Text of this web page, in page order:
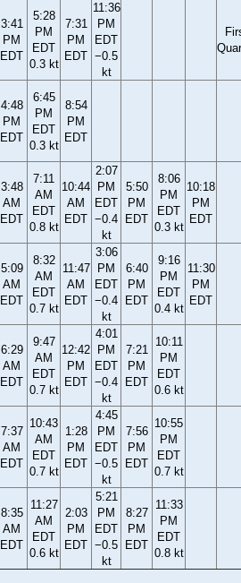
3:41
PM
EDT
5:28
PM
EDT
0.3 kt
7:31
PM
EDT
11:36
PM
EDT
−0.5
kt
4:48
PM
EDT
6:45
PM
EDT
0.3 kt
8:54
PM
EDT
3:48
AM
EDT
7:11
AM
EDT
0.8 kt
10:44
AM
EDT
2:07
PM
EDT
−0.4
kt
5:50
PM
EDT
8:06
PM
EDT
0.3 kt
10:18
PM
EDT
5:09
AM
EDT
8:32
AM
EDT
0.7 kt
11:47
AM
EDT
3:06
PM
EDT
−0.4
kt
6:40
PM
EDT
9:16
PM
EDT
0.4 kt
11:30
PM
EDT
6:29
AM
EDT
9:47
AM
EDT
0.7 kt
12:42
PM
EDT
4:01
PM
EDT
−0.4
kt
7:21
PM
EDT
10:11
PM
EDT
0.6 kt
7:37
AM
EDT
10:43
AM
EDT
0.7 kt
1:28
PM
EDT
4:45
PM
EDT
−0.5
kt
7:56
PM
EDT
10:55
PM
EDT
0.7 kt
8:35
AM
EDT
11:27
AM
EDT
0.6 kt
2:03
PM
EDT
5:21
PM
EDT
−0.5
kt
8:27
PM
EDT
11:33
PM
EDT
0.8 kt